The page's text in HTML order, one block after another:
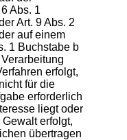
Abs. 1
Art. 9 Abs. 2
auf einem
1 Buchstabe b
erfolgt,
für die
erforderlich
liegt oder
erfolgt,
übertragen